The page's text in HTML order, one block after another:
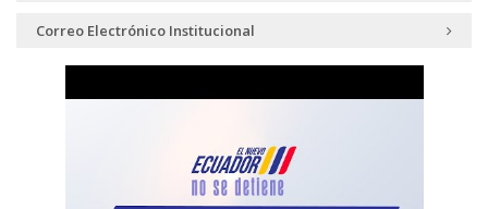
Correo Electrónico Institucional